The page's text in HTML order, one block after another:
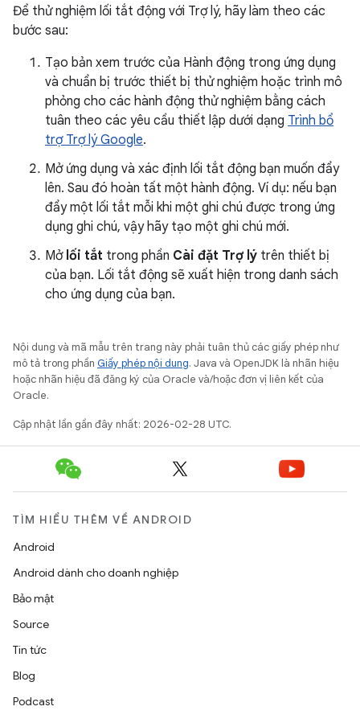
Để thử nghiệm lối tắt động với Trợ lý, hãy làm theo các
bước sau:
Tạo bản xem trước của Hành động trong ứng dụng
và chuẩn bị trước thiết bị thử nghiệm hoặc trình mô
phỏng cho các hành động thử nghiệm bằng cách
tuân theo các yêu cầu thiết lập dưới dạng Trình bổ
trợ Trợ lý Google.
Mở ứng dụng và xác định lối tắt động bạn muốn đẩy
lên. Sau đó hoàn tất một hành động. Ví dụ: nếu bạn
đẩy một lối tắt mỗi khi một ghi chú được trong ứng
dụng ghi chú, vậy hãy tạo một ghi chú mới.
Mở lối tắt trong phần Cài đặt Trợ lý trên thiết bị
của bạn. Lối tắt động sẽ xuất hiện trong danh sách
cho ứng dụng của bạn.
Nội dung và mã mẫu trên trang này phải tuân thủ các giấy phép như
mô tả trong phần Giấy phép nội dung. Java và OpenJDK là nhãn hiệu
hoặc nhãn hiệu đã đăng ký của Oracle và/hoặc đơn vị liên kết của
Oracle.
Cập nhật lần gần đây nhất: 2026-02-28 UTC.
TÌM HIỂU THÊM VỀ ANDROID
Android
Android dành cho doanh nghiệp
Bảo mật
Source
Tin tức
Blog
Podcast